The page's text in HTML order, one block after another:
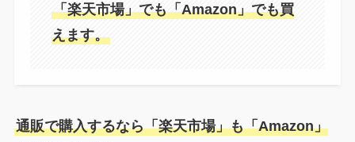
「楽天市場」でも「Amazon」でも買
えます。
通販で購入するなら「楽天市場」も「Amazon」